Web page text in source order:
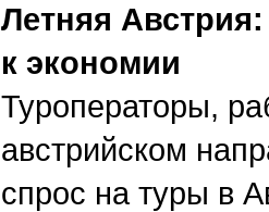
Летняя
к экономии
Туроператоры,
австрийском
спрос на туры в